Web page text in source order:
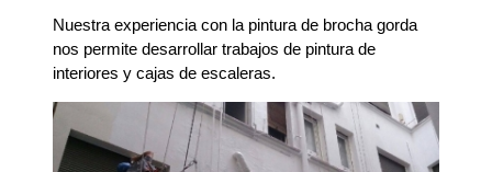
Nuestra experiencia con la pintura de brocha gorda
nos permite desarrollar trabajos de pintura de
interiores y cajas de escaleras.